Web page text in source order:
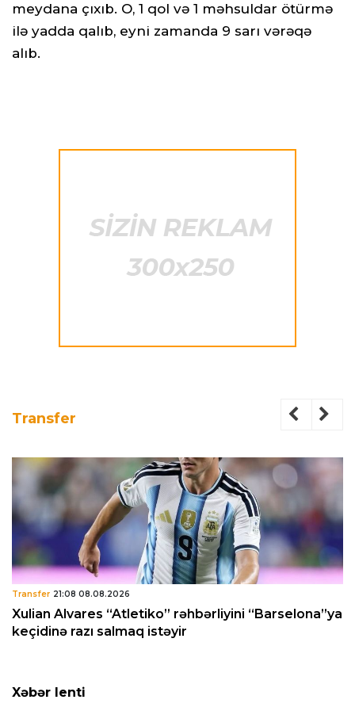
meydana çıxıb. O, 1 qol və 1 məhsuldar ötürmə
ilə yadda qalıb, eyni zamanda 9 sarı vərəqə
alıb.
Transfer
Transfer 21:08 08.08.2026
Xulian Alvares “Atletiko” rəhbərliyini “Barselona”ya
keçidinə razı salmaq istəyir
Xəbər lenti